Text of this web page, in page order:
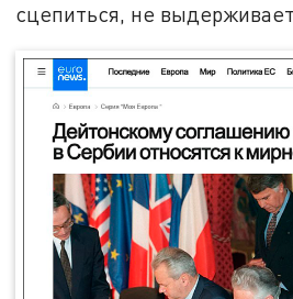
сцепиться, не